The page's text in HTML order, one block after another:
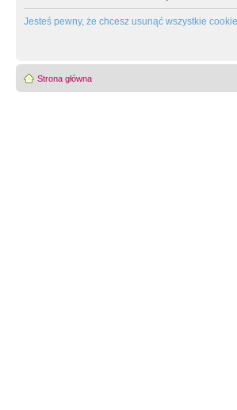
Jesteś pewny, że chcesz usunąć wszystkie
Strona główna